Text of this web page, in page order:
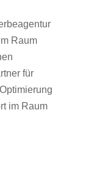
Raum
für
im Raum